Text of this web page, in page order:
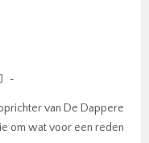
van De Dappere
om wat voor een reden